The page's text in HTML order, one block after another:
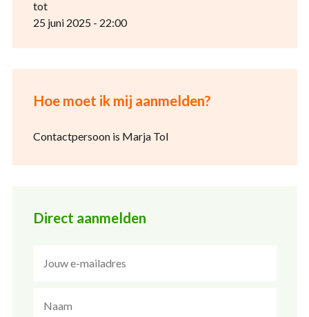
tot
25 juni 2025 - 22:00
Hoe moet ik mij aanmelden?
Contactpersoon is Marja Tol
Direct aanmelden